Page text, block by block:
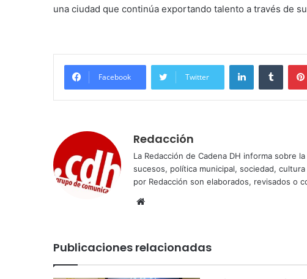
una ciudad que continúa exportando talento a través de
Facebook Twitter
LinkedIn
Redacción
La Redacción de Cadena DH informa sobre
sucesos, política municipal, sociedad,
por Redacción son elaborados, revisados o
Sitio
Publicaciones relacionadas